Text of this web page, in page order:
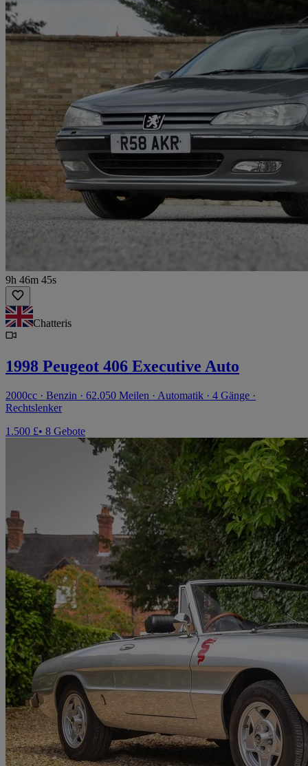
9h 46m 45s
Chatteris
1998 Peugeot 406 Executive Auto
2000cc · Benzin · 62.050 Meilen · Automatik · 4 Gänge ·
Rechtslenker
1.500 £• 8 Gebote